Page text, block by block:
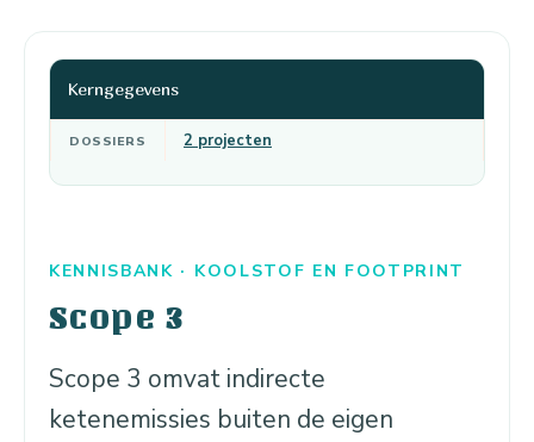
KENNISBANK · KOOLSTOF EN FOOTPRINT
Scope 3
Scope 3 omvat indirecte
ketenemissies buiten de eigen
Kerngegevens
DOSSIERS 2 projecten